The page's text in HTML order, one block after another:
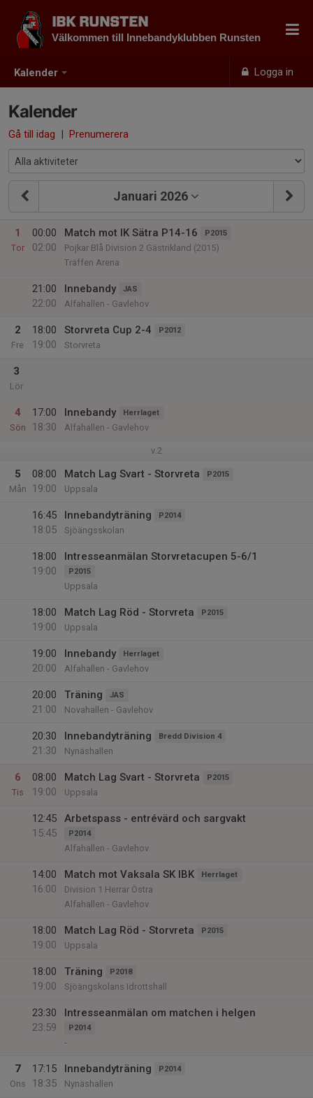
Kalender Logga in
IBK RUNSTEN
Välkommen till Innebandyklubben Runsten
Kalender
Gå till idag | Prenumerera
Januari 2026
1
Tor
00:00
02:00
Match mot IK Sätra P14-16 P2015
Pojkar Blå Division 2 Gästrikland (2015)
Träffen Arena
21:00
22:00
Innebandy JAS
Alfahallen - Gavlehov
2
Fre
18:00
19:00
Storvreta Cup 2-4 P2012
Storvreta
3
Lör
4
Sön
17:00
18:30
Innebandy Herrlaget
Alfahallen - Gavlehov
v.2
5
Mån
08:00
19:00
Match Lag Svart - Storvreta P2015
Uppsala
16:45
18:05
Innebandyträning P2014
Sjöängsskolan
18:00
19:00
Intresseanmälan Storvretacupen 5-6/1
P2015
Uppsala
18:00
19:00
Match Lag Röd - Storvreta P2015
Uppsala
19:00
20:00
Innebandy Herrlaget
Alfahallen - Gavlehov
20:00
21:00
Träning JAS
Novahallen - Gavlehov
20:30
21:30
Innebandyträning Bredd Division 4
Nynäshallen
6
Tis
08:00
19:00
Match Lag Svart - Storvreta P2015
Uppsala
12:45
15:45
Arbetspass - entrévärd och sargvakt
P2014
Alfahallen - Gavlehov
14:00
16:00
Match mot Vaksala SK IBK Herrlaget
Division 1 Herrar Östra
Alfahallen - Gavlehov
18:00
19:00
Match Lag Röd - Storvreta P2015
Uppsala
18:00
19:00
Träning P2018
Sjöängskolans Idrottshall
23:30
23:59
Intresseanmälan om matchen i helgen
P2014
-
7
Ons
17:15
18:35
Innebandyträning P2014
Nynäshallen